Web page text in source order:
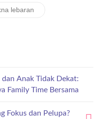
lebaran
Fokus dan Pelupa?
Anak Tidak Dekat:
Family Time Bersama